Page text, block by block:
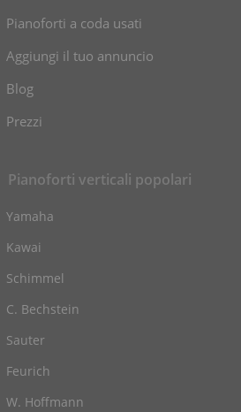
Pianoforti a coda usati
Aggiungi il tuo annuncio
Blog
Prezzi
Pianoforti verticali popolari
Yamaha
Kawai
Schimmel
C. Bechstein
Sauter
Feurich
W. Hoffmann